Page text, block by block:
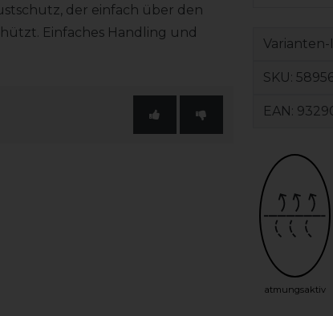
der einfach über den
Einfaches Handling und
Varianten-
SKU:
EAN:
atmungsaktiv